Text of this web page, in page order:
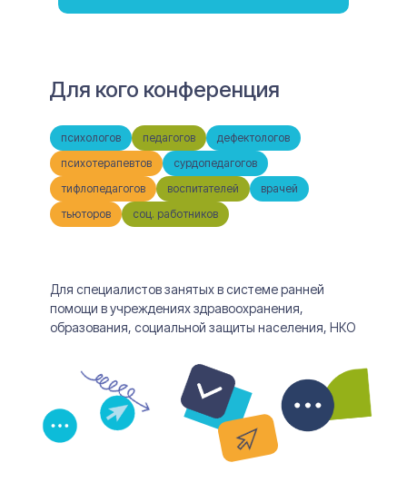
Для кого конференция
Для специалистов занятых в системе ранней
помощи в учреждениях здравоохранения,
образования, социальной защиты населения, НКО
психологов педагогов
дефектологов
психотерапевтов
сурдопедагогов
тифлопедагогов
воспитателей
врачей
тьюторов
соц. работников